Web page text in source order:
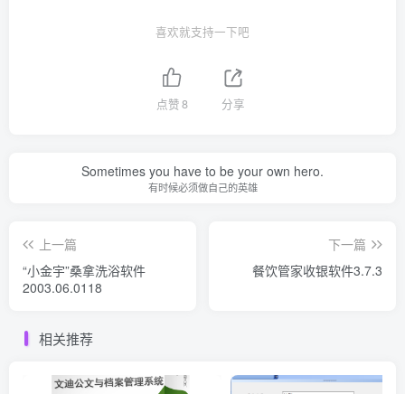
喜欢就支持一下吧
点赞8 分享
Sometimes you have to be your own hero.
有时候必须做自己的英雄
上一篇
“小金宇”桑拿洗浴软件
2003.06.0118
下一篇
餐饮管家收银软件3.7.3
相关推荐